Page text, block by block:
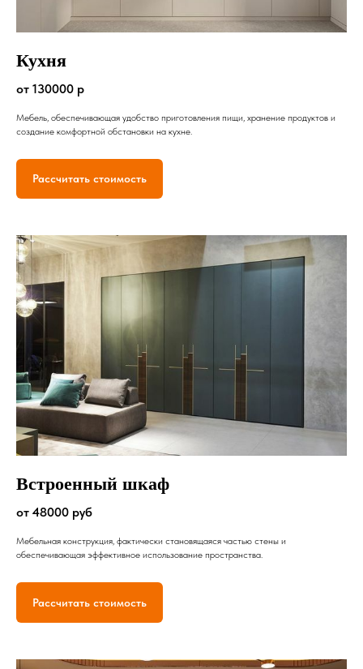
Кухня
от 130000 р
Мебель, обеспечивающая удобство приготовления пищи, хранение продуктов и
создание комфортной обстановки на кухне.
Рассчитать стоимость
Встроенный шкаф
от 48000 руб
Мебельная конструкция, фактически становящаяся частью стены и
обеспечивающая эффективное использование пространства.
Рассчитать стоимость